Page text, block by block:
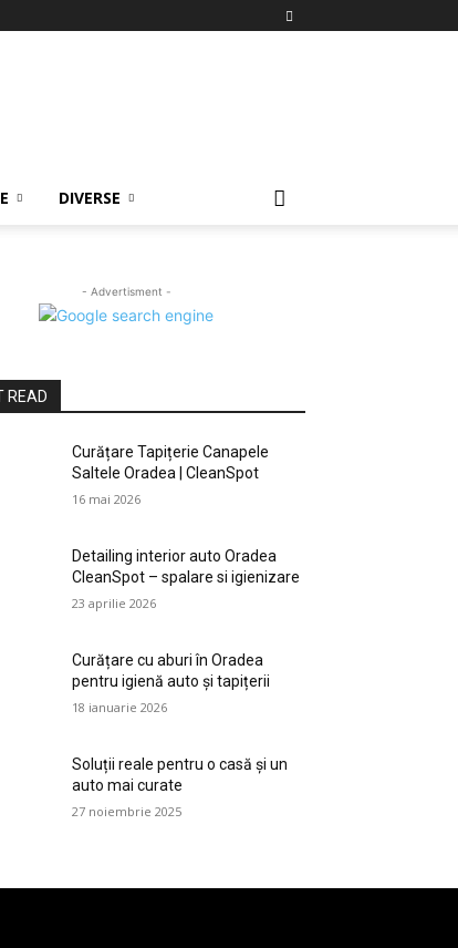
DIVERSE
- Advertisment -
READ
Curățare Tapițerie Canapele
Saltele Oradea | CleanSpot
16 mai 2026
Detailing interior auto Oradea
CleanSpot – spalare si igienizare
23 aprilie 2026
Curățare cu aburi în Oradea
pentru igienă auto și tapițerii
18 ianuarie 2026
Soluții reale pentru o casă și un
auto mai curate
27 noiembrie 2025